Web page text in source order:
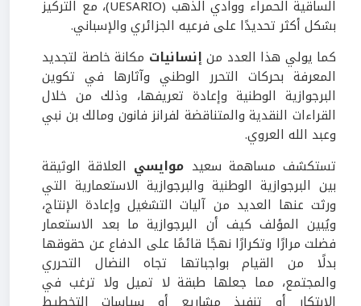
الساقية الحمراء ووادي الذهب (UESARIO)، مع التركيز
بشكل أكثر تحديدًا على فرعيه الجزائري والإسباني.
كما يولي هذا العدد من إنسانيات مكانة خاصة لتجديد
المعرفة بحركات التحرر الوطني وآثارها في تكوين
البرجوازية الوطنية وإعادة تعريفها، وذلك من خلال
القراءات النقدية والمتناقضة لفرانز فانون ومالك بن نبي
وعبد الله العروي.
تستكشف مساهمة سعيد موايسي العلاقة الوثيقة
بين البرجوازية الوطنية والبرجوازية الاستعمارية التي
ورثت عنها العديد من آليات التشغيل وإعادة الإنتاج،
ويُبين المؤلف كيف أن البرجوازية ما بعد الاستعمار
فضلت مرارًا وتكرارًا نهجًا قائمًا على الدفاع عن حقوقها
بدلًا من القيام بواجباتها تجاه النضال التحرري
والمجتمع، مما جعلها طبقة لا تميل ولا ترغب في